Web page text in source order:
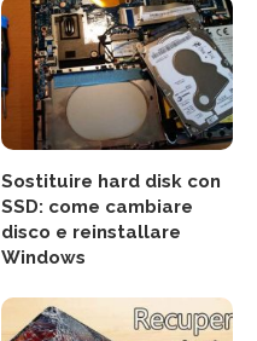
Sostituire hard disk con
SSD: come cambiare
disco e reinstallare
Windows